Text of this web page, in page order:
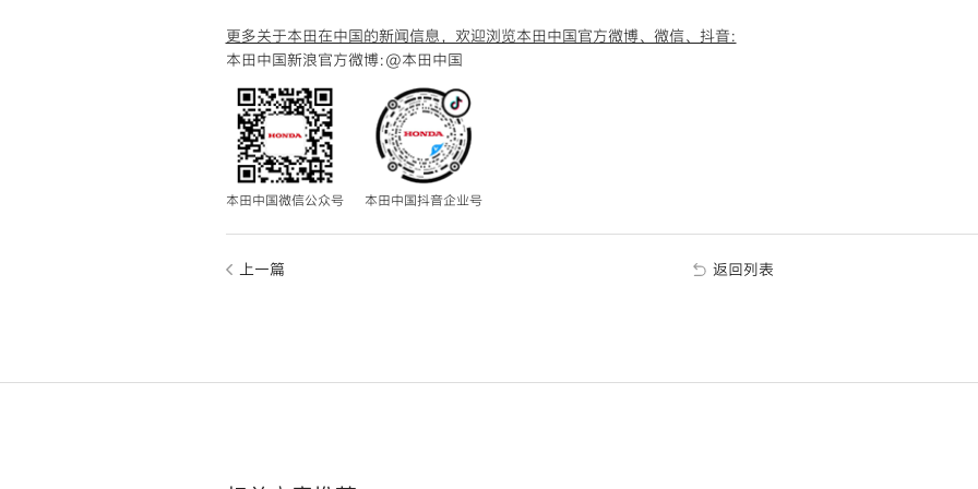
更多关于本田在中国的新闻信息，欢迎浏览本田中国官方微博、微信、抖音:
本田中国新浪官方微博:@本田中国
本田中国微信公众号 本田中国抖音企业号
上一篇 返回列表